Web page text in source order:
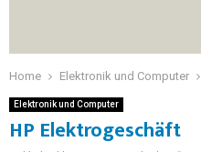
Home Elektronik und Computer
Elektronik und Computer
HP Elektrogeschäft